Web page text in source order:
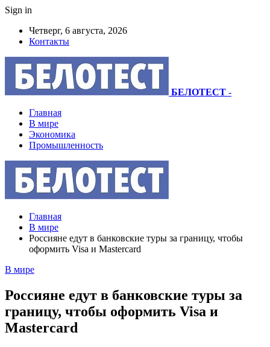
Sign in
Четверг, 6 августа, 2026
Контакты
БЕЛОТЕСТ -
Главная
В мире
Экономика
Промышленность
Главная
В мире
Россияне едут в банковские туры за границу, чтобы
оформить Visa и Mastercard
В мире
Россияне едут в банковские туры за
границу, чтобы оформить Visa и
Mastercard